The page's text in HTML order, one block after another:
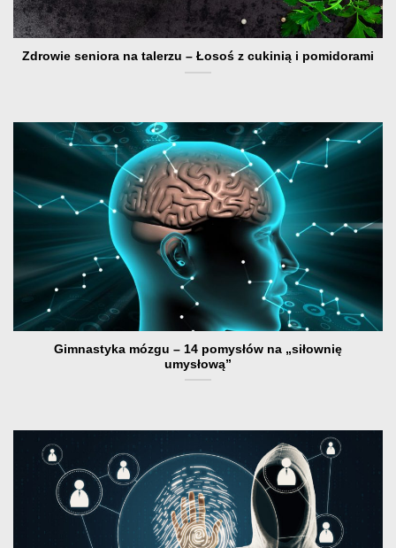
Zdrowie seniora na talerzu – Łosoś z cukinią i pomidorami
Gimnastyka mózgu – 14 pomysłów na „siłownię
umysłową”